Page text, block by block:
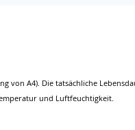
von A4). Die tatsächliche
und Luftfeuchtigkeit.